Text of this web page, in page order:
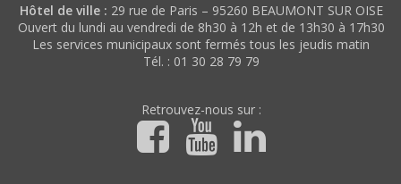
Hôtel de ville : 29 rue de Paris – 95260 BEAUMONT SUR OISE
Ouvert du lundi au vendredi de 8h30 à 12h et de 13h30 à 17h30
Les services municipaux sont fermés tous les jeudis matin
Tél. : 01 30 28 79 79
Retrouvez-nous sur :